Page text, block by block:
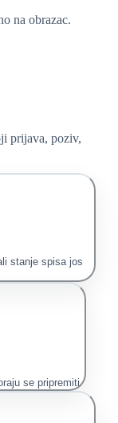
na obrazac.
prijava, poziv,
stanje spisa jos
se pripremiti